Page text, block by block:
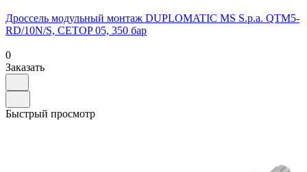
Дроссель модульный монтаж DUPLOMATIC MS S.p.a. QTM5-
RD/10N/S, CETOP 05, 350 бар
0
Заказать
Быстрый просмотр